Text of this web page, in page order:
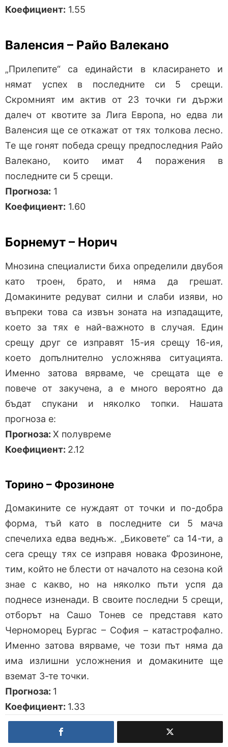
Коефициент: 1.55
Валенсия – Райо Валекано
„Прилепите“ са единайсти в класирането и
нямат успех в последните си 5 срещи.
Скромният им актив от 23 точки ги държи
далеч от квотите за Лига Европа, но едва ли
Валенсия ще се откажат от тях толкова лесно.
Те ще гонят победа срещу предпоследния Райо
Валекано, които имат 4 поражения в
последните си 5 срещи.
Прогноза: 1
Коефициент: 1.60
Борнемут – Норич
Мнозина специалисти биха определили двубоя
като троен, брато, и няма да грешат.
Домакините редуват силни и слаби изяви, но
въпреки това са извън зоната на изпадащите,
което за тях е най-важното в случая. Един
срещу друг се изправят 15-ия срещу 16-ия,
което допълнително усложнява ситуацията.
Именно затова вярваме, че срещата ще е
повече от закучена, а е много вероятно да
бъдат спукани и няколко топки. Нашата
прогноза е:
Прогноза: Х полувреме
Коефициент: 2.12
Торино – Фрозиноне
Домакините се нуждаят от точки и по-добра
форма, тъй като в последните си 5 мача
спечелиха едва веднъж. „Биковете“ са 14-ти, а
сега срещу тях се изправя новака Фрозиноне,
тим, който не блести от началото на сезона кой
знае с какво, но на няколко пъти успя да
поднесе изненади. В своите последни 5 срещи,
отборът на Сашо Тонев се представя като
Черноморец Бургас – София – катастрофално.
Именно затова вярваме, че този път няма да
има излишни усложнения и домакините ще
вземат 3-те точки.
Прогноза: 1
Коефициент: 1.33